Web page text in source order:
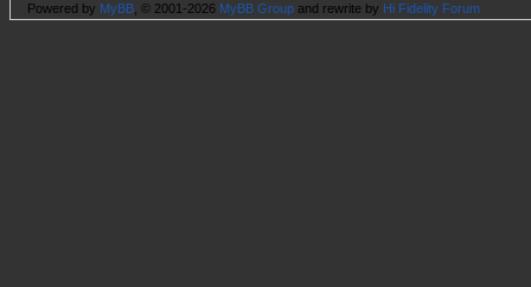
Powered by MyBB , © 2001-2026 MyBB Group and rewrite by Hi Fidelity Forum